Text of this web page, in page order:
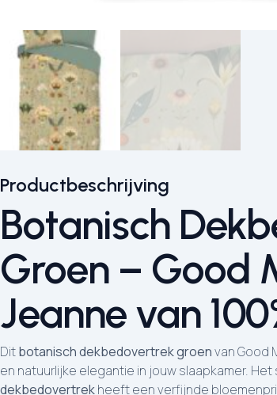
Productbeschrijving
Botanisch
Groen – Good
Jeanne van
Ditbotanisch dekbedovertrek groenvan Good
en natuurlijke elegantie in jouw slaapkamer. Het
dekbedovertrekheeft een verfijnde